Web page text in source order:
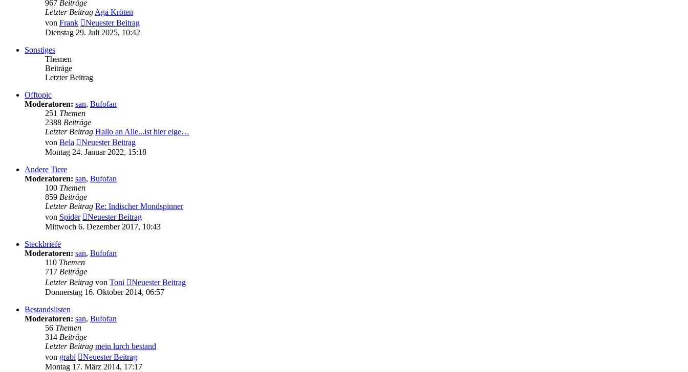
967 Beiträge
Letzter BeitragAga Kröten
von Frank
Neuester Beitrag
Dienstag 29. Juli 2025, 10:42
Sonstiges
Themen
Beiträge
Letzter Beitrag
Offtopic
Moderatoren: san, Bufofan
251 Themen
2388 Beiträge
Letzter Beitrag Hallo an Alle...ist hier eige…
von Bela
Neuester Beitrag
Montag 24. Januar 2022, 15:18
Andere Tiere
Moderatoren: san, Bufofan
100 Themen
859 Beiträge
Letzter Beitrag Re: Indischer Mondspinner
von Spider
Neuester Beitrag
Mittwoch 6. Dezember 2017, 10:43
Steckbriefe
Moderatoren: san, Bufofan
110 Themen
717 Beiträge
Letzter Beitrag von Toni
Neuester Beitrag
Donnerstag 16. Oktober 2014, 06:57
Bestandslisten
Moderatoren: san, Bufofan
56 Themen
314 Beiträge
Letzter Beitrag mein lurch bestand
von grabi
Neuester Beitrag
Montag 17. März 2014, 17:17